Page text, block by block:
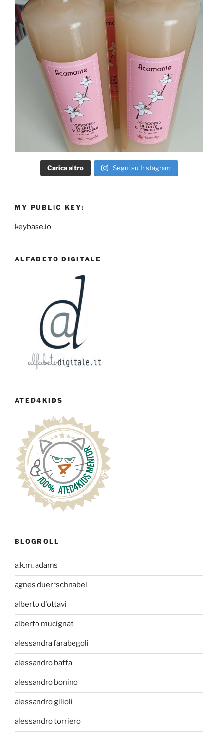
Carica altro Segui su Instagram
MY PUBLIC KEY:
keybase.io
ALFABETO DIGITALE
ATED4KIDS
BLOGROLL
a.k.m. adams
agnes duerrschnabel
alberto d'ottavi
alberto mucignat
alessandra farabegoli
alessandro baffa
alessandro bonino
alessandro gilioli
alessandro torriero